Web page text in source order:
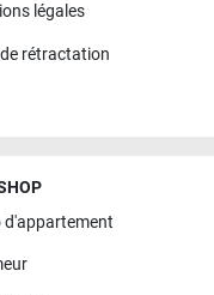
légales
rétractation
d'appartement